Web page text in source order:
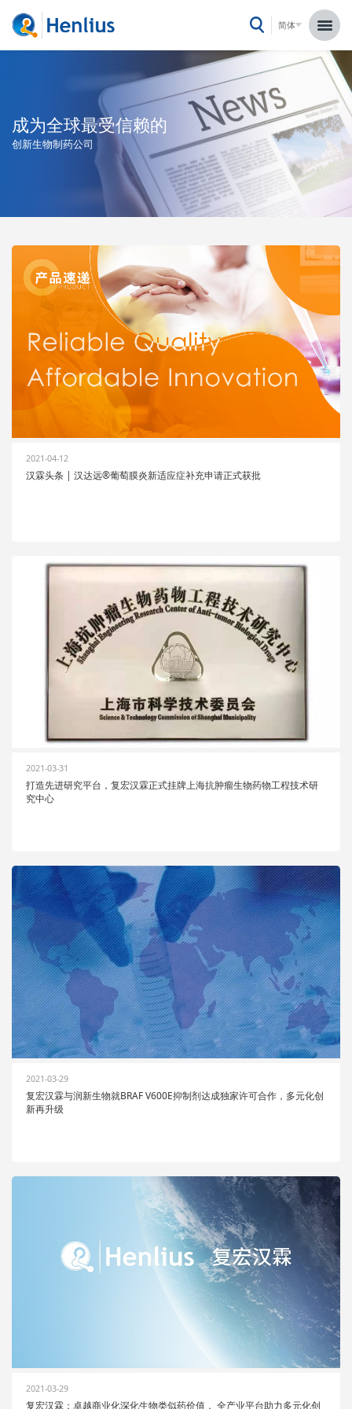
简体
成为全球最受信赖的
创新生物制药公司
2021-04-12
汉霖头条 | 汉达远®葡萄膜炎新适应症补充申请正式获批
2021-03-31
打造先进研究平台，复宏汉霖正式挂牌上海抗肿瘤生物药物工程技术研
究中心
2021-03-29
复宏汉霖与润新生物就BRAF V600E抑制剂达成独家许可合作，多元化创
新再升级
2021-03-29
复宏汉霖：卓越商业化深化生物类似药价值， 全产业平台助力多元化创